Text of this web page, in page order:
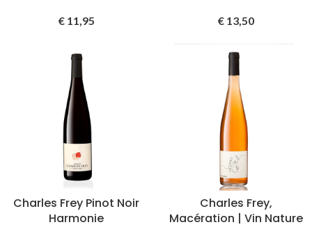
€11,95 €13,50
Charles Frey Pinot Noir
Harmonie
Charles Frey,
Macération | Vin Nature